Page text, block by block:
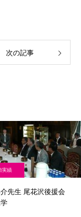
次の記事
実績
先生 尾花沢後援会